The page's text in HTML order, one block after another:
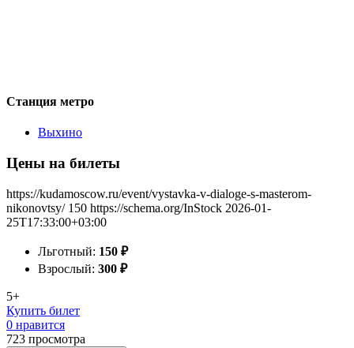
Станция метро
Выхино
Цены на билеты
https://kudamoscow.ru/event/vystavka-v-dialoge-s-masterom-
nikonovtsy/ 150 https://schema.org/InStock 2026-01-
25T17:33:00+03:00
Льготный: 150 ₽
Взрослый: 300 ₽
5+
Купить билет
0 нравится
723 просмотра